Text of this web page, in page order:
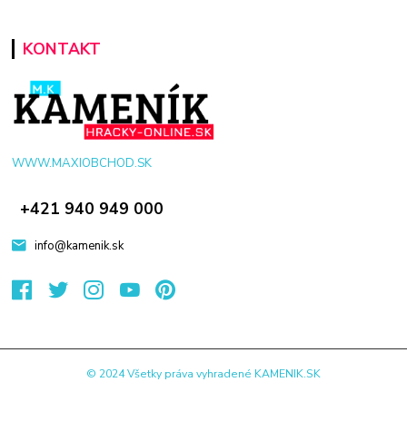
KONTAKT
WWW.MAXIOBCHOD.SK
+421 940 949 000
info@kamenik.sk
© 2024 Všetky práva vyhradené KAMENIK.SK